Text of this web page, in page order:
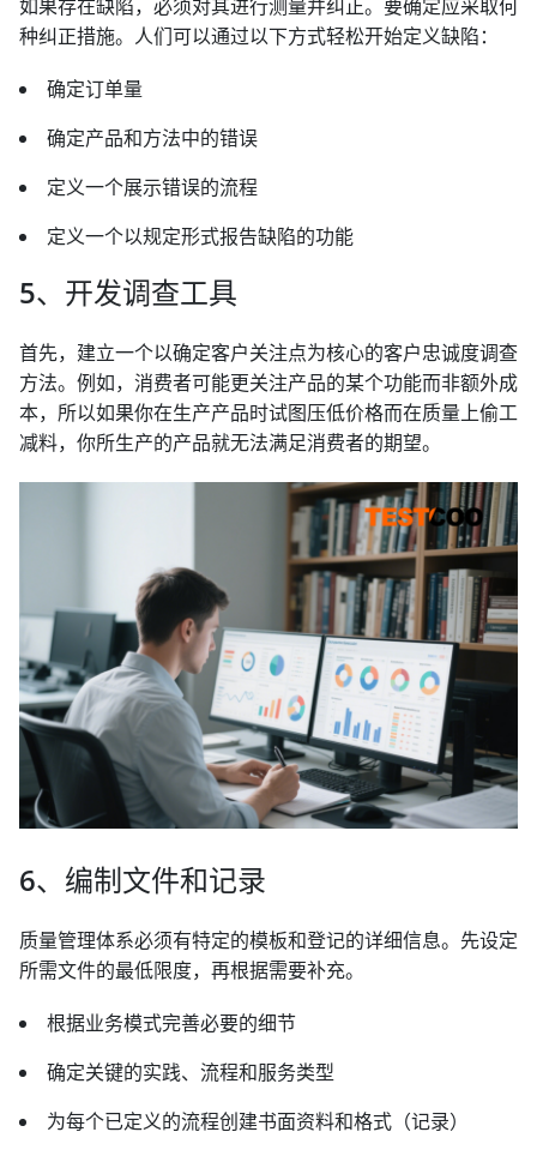
如果存在缺陷，必须对其进行测量并纠正。要确定应采取何
种纠正措施。人们可以通过以下方式轻松开始定义缺陷：
确定订单量
确定产品和方法中的错误
定义一个展示错误的流程
定义一个以规定形式报告缺陷的功能
5、开发调查工具
首先，建立一个以确定客户关注点为核心的客户忠诚度调查
方法。例如，消费者可能更关注产品的某个功能而非额外成
本，所以如果你在生产产品时试图压低价格而在质量上偷工
减料，你所生产的产品就无法满足消费者的期望。
6、编制文件和记录
质量管理体系必须有特定的模板和登记的详细信息。先设定
所需文件的最低限度，再根据需要补充。
根据业务模式完善必要的细节
确定关键的实践、流程和服务类型
为每个已定义的流程创建书面资料和格式（记录）